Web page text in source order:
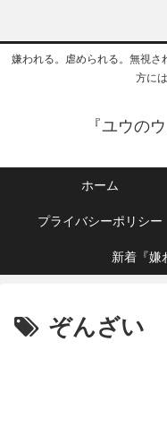
嫌われる。虐められる。無視さ
方に
『ユウの
ホーム
プライバシーポリシー
新着『嫌
ぞんざい